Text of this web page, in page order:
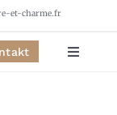
et-charme.fr
Toggle